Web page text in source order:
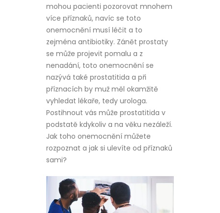
mohou pacienti pozorovat mnohem
více příznaků, navíc se toto
onemocnění musí léčit a to
zejména antibiotiky. Zánět prostaty
se může projevit pomalu a z
nenadání, toto onemocnění se
nazývá také prostatitida a při
příznacích by muž měl okamžitě
vyhledat lékaře, tedy urologa.
Postihnout vás může prostatitida v
podstatě kdykoliv a na věku nezáleží.
Jak toho onemocnění můžete
rozpoznat a jak si ulevíte od příznaků
sami?